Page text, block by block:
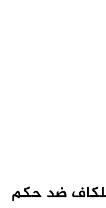
ضد حكم